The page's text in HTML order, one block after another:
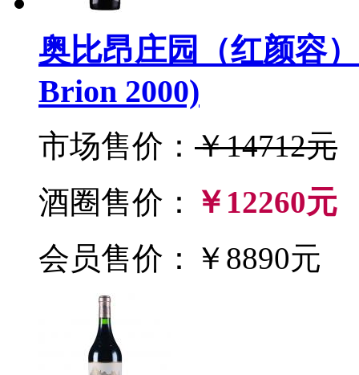
奥比昂庄园（红颜容
Brion 2000)
市场售价： ￥14712元
酒圈售价：
￥12260元
会员售价：￥8890元